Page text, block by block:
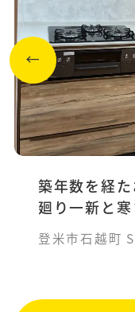
築年数を経
廻り一新と
登米市石越町